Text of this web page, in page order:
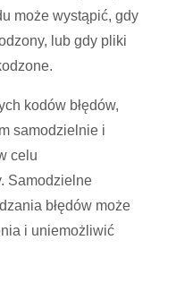
może wystąpić, gdy
lub gdy pliki
kodów błędów,
samodzielnie i
celu
Samodzielne
błędów może
i uniemożliwić